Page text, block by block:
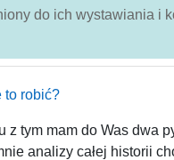
do ich wystawiania i
to robić?
z tym mam do Was dwa
analizy całej historii